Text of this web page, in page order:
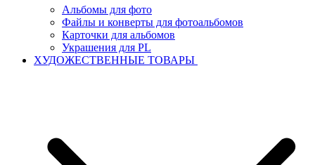
Альбомы для фото
Файлы и конверты для фотоальбомов
Карточки для альбомов
Украшения для PL
ХУДОЖЕСТВЕННЫЕ ТОВАРЫ